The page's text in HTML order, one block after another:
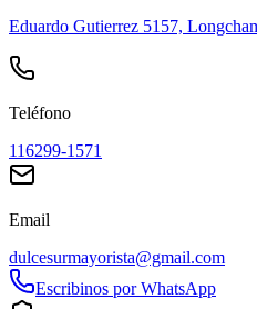
Eduardo Gutierrez 5157,
Teléfono
116299-1571
Email
dulcesurmayorista@gmail.com
Escribinos por WhatsApp